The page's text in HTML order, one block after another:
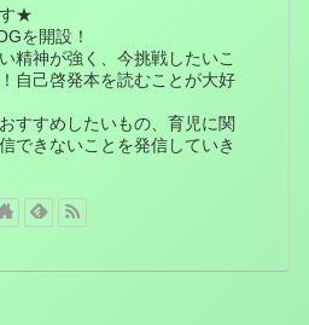
す★
を開設！
精神が強く、今挑戦したいこ
自己啓発本を読むことが大好
すすめしたいもの、育児に関
できないことを発信していき